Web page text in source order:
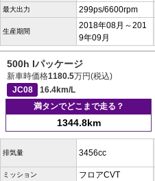
最大出力 299ps/6600rpm
生産期間
2018年08月～201
9年09月
500h Iパッケージ
新車時価格1180.5万円(税込)
JC08
16.4km/L
満タンでどこまで走る？
1344.8km
排気量 3456cc
ミッション フロアCVT